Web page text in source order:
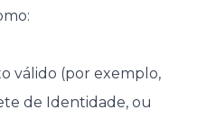
válido (por exemplo,
de Identidade, ou